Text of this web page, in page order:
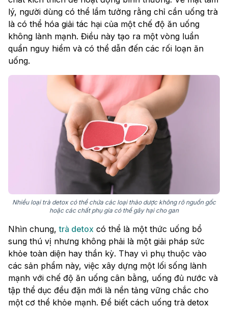
lý, người dùng có thể lầm tưởng rằng chỉ cần uống trà
là có thể hóa giải tác hại của một chế độ ăn uống
không lành mạnh. Điều này tạo ra một vòng luẩn
quẩn nguy hiểm và có thể dẫn đến các rối loạn ăn
uống.
Nhiều loại trà detox có thể chứa các loại thảo dược không rõ nguồn gốc
hoặc các chất phụ gia có thể gây hại cho gan
Nhìn chung,trà detox có thể là một thức uống bổ
sung thú vị nhưng không phải là một giải pháp sức
khỏe toàn diện hay thần kỳ. Thay vì phụ thuộc vào
các sản phẩm này, việc xây dựng một lối sống lành
mạnh với chế độ ăn uống cân bằng, uống đủ nước và
tập thể dục đều đặn mới là nền tảng vững chắc cho
một cơ thể khỏe mạnh. Để biết cách uống trà detox